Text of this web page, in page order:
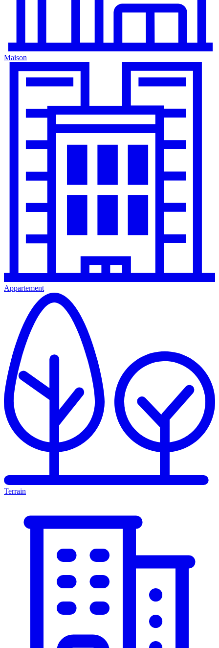
Maison
Appartement
Terrain